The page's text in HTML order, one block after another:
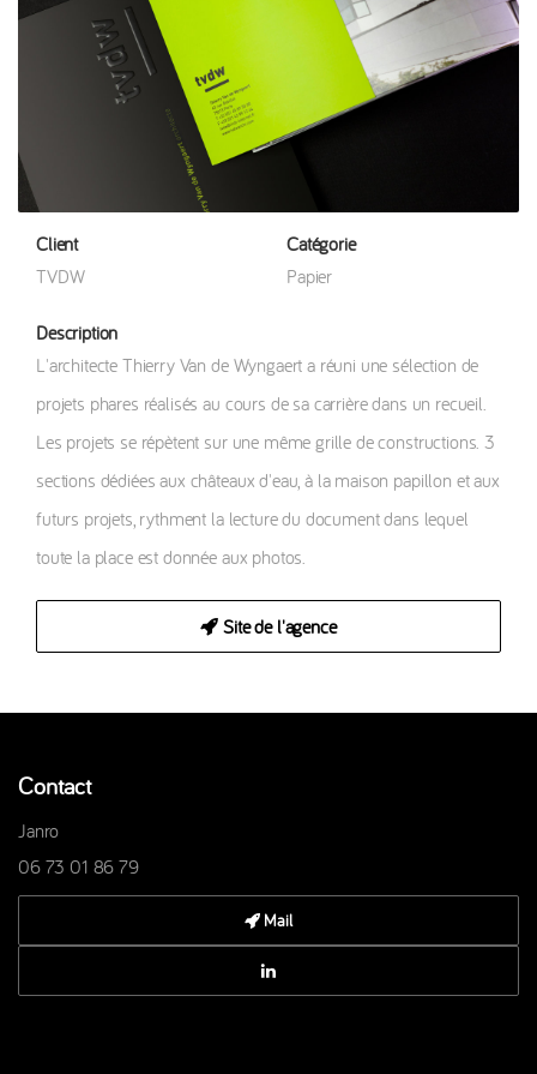
Client
TVDW
Catégorie
Papier
Description
L'architecte Thierry Van de Wyngaert a réuni une sélection de
projets phares réalisés au cours de sa carrière dans un recueil.
Les projets se répètent sur une même grille de constructions. 3
sections dédiées aux châteaux d'eau, à la maison papillon et aux
futurs projets, rythment la lecture du document dans lequel
toute la place est donnée aux photos.
Site de l'agence
Contact
Janro
06 73 01 86 79
Mail